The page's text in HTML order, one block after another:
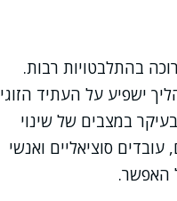
בהתלבטויות רבות.
ישפיע על העתיד הזוגי
במצבים של שינוי
סוציאליים ואנשי
האפשר.